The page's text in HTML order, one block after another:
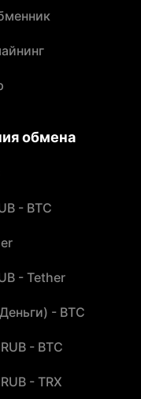
обмена
- BTC
- Tether
- BTC
- BTC
- TRX